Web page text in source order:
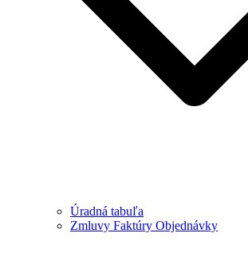
Úradná tabuľa
Zmluvy Faktúry Objednávky